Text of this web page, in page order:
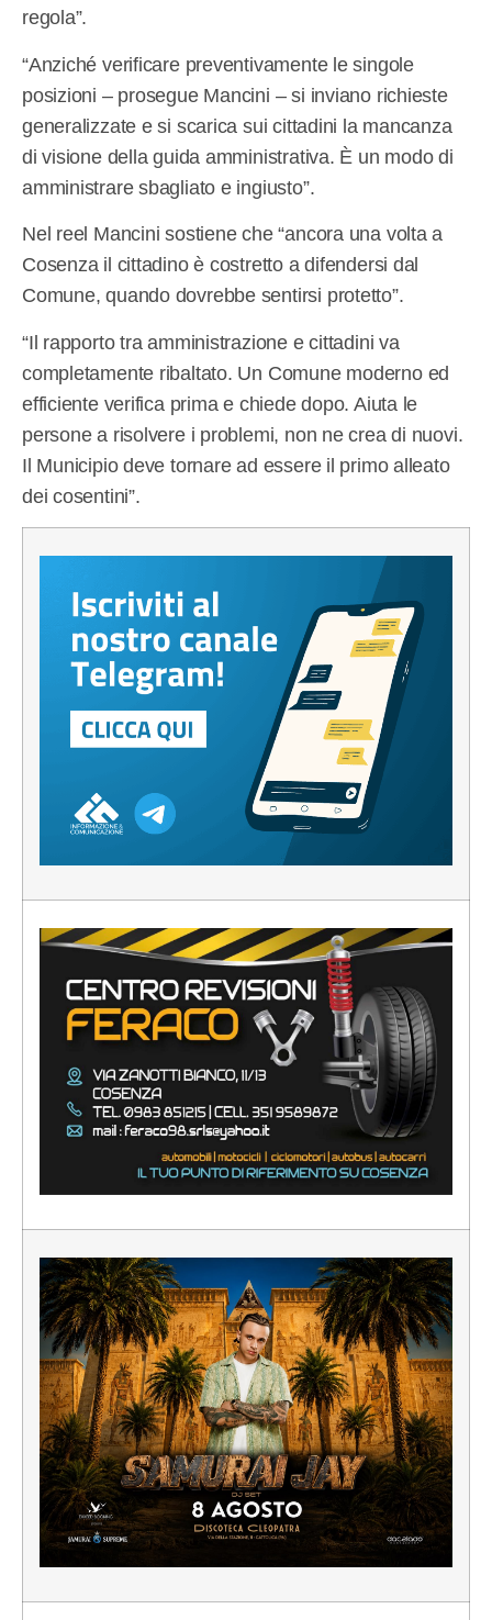
regola”.
“Anziché verificare preventivamente le singole
posizioni – prosegue Mancini – si inviano richieste
generalizzate e si scarica sui cittadini la mancanza
di visione della guida amministrativa. È un modo di
amministrare sbagliato e ingiusto”.
Nel reel Mancini sostiene che “ancora una volta a
Cosenza il cittadino è costretto a difendersi dal
Comune, quando dovrebbe sentirsi protetto”.
“Il rapporto tra amministrazione e cittadini va
completamente ribaltato. Un Comune moderno ed
efficiente verifica prima e chiede dopo. Aiuta le
persone a risolvere i problemi, non ne crea di nuovi.
Il Municipio deve tornare ad essere il primo alleato
dei cosentini”.